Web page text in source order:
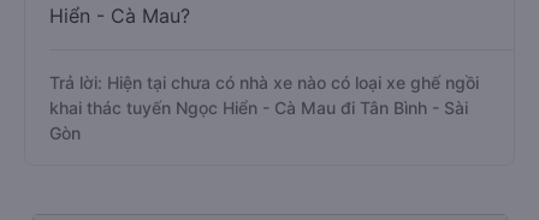
Hiển - Cà Mau?
Trả lời: Hiện tại chưa có nhà xe nào có loại xe ghế ngồi
khai thác tuyến Ngọc Hiển - Cà Mau đi Tân Bình - Sài
Gòn